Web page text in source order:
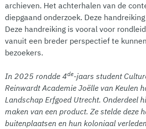
archieven. Het achterhalen van de
diepgaand onderzoek. Deze
Deze handreiking is vooral voor
vanuit een breder perspectief te
bezoekers.
In 2025 rondde 4de-jaars student
Reinwardt Academie Joëlle van Keulen
Landschap Erfgoed Utrecht. Onderdeel
maken van een product. Ze stelde deze
buitenplaatsen en hun koloniaal